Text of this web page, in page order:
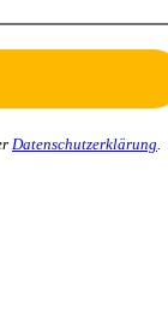
Datenschutzerklärung